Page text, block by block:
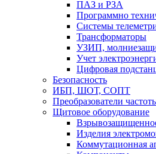
ПАЗ и РЗА
Программно
Системы
Трансформаторы
УЗИП,
Учет
Цифровая
Безопасность
ИБП, ШОТ, СОПТ
Преобразователи
Щитовое оборудование
Изделия
Коммутационная